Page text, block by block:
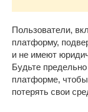
Пользователи,
платформу,
и не имеют
Будьте
платформе,
потерять свои